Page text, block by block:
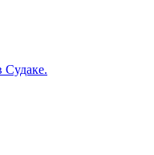
Судаке.